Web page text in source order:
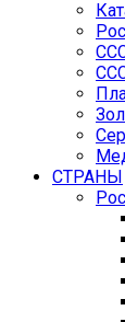
СТРАНЫ